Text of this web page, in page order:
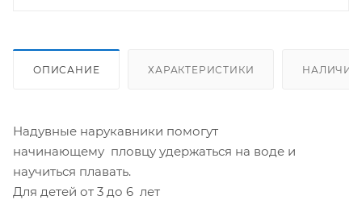
ОПИСАНИЕ ХАРАКТЕРИСТИКИ НАЛИЧИЕ
Надувные нарукавники помогут
начинающему пловцу удержаться на воде и
научиться плавать.
Для детей от 3 до 6 лет